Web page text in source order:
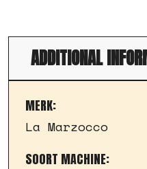
ADDITIONAL
MERK
La Marzocco
SOORT MACHINE